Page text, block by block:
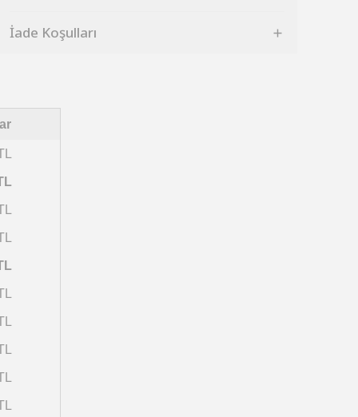
İade Koşulları